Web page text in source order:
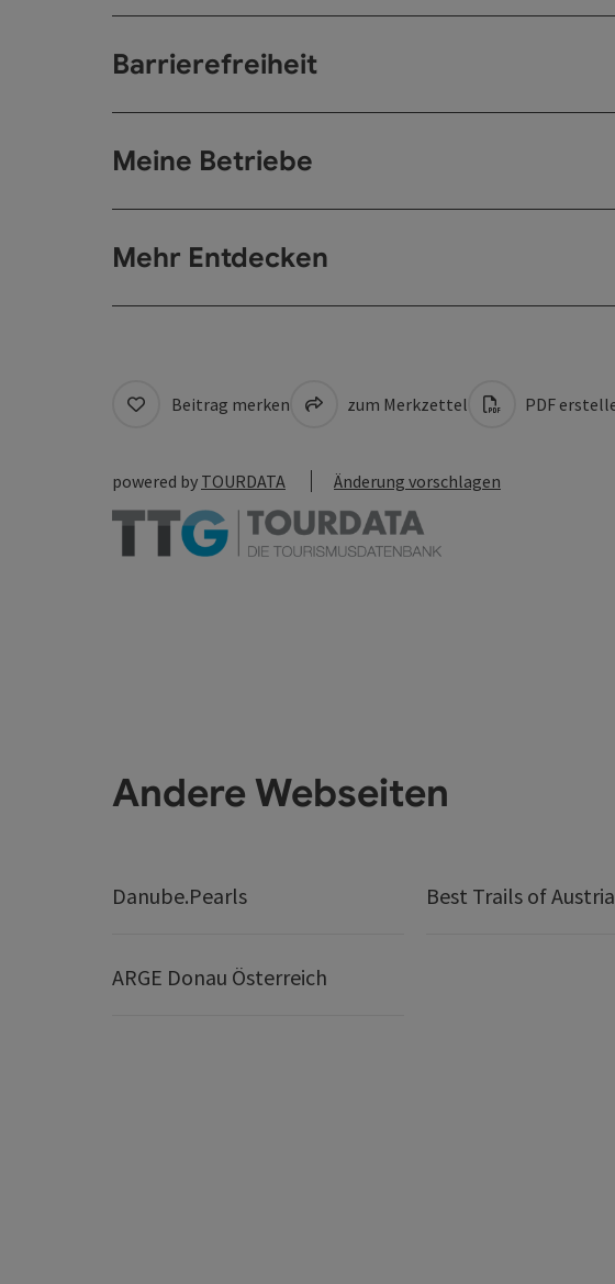
Barrierefreiheit
Meine Betriebe
Mehr Entdecken
Beitrag merken zum Merkzettel PDF
powered by TOURDATA Änderung vorschlagen
Andere Webseiten
Danube.Pearls Best Trails of Austria
ARGE Donau Österreich